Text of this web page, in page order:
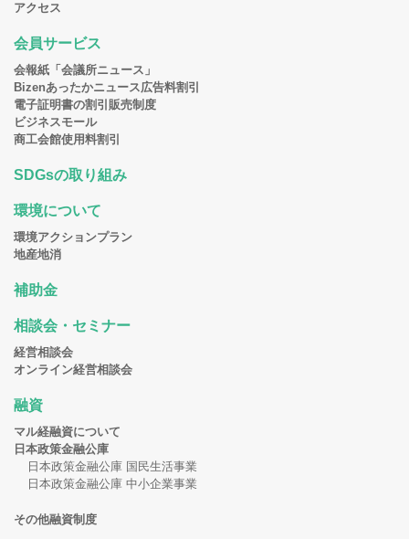
アクセス
会員サービス
会報紙「会議所ニュース」
Bizenあったかニュース広告料割引
電子証明書の割引販売制度
ビジネスモール
商工会館使用料割引
SDGsの取り組み
環境について
環境アクションプラン
地産地消
補助金
相談会・セミナー
経営相談会
オンライン経営相談会
融資
マル経融資について
日本政策金融公庫
日本政策金融公庫 国民生活事業
日本政策金融公庫 中小企業事業
その他融資制度